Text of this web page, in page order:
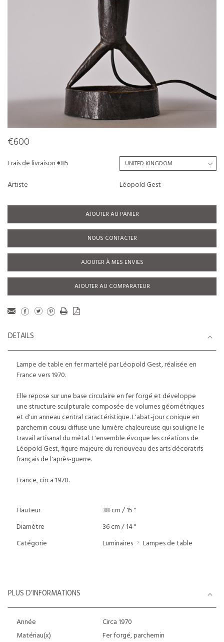
€600
Frais de livraison €85
Artiste
Léopold Gest
AJOUTER AU PANIER
NOUS CONTACTER
AJOUTER À MES ENVIES
AJOUTER AU COMPARATEUR
DETAILS
Lampe de table en fer martelé par Léopold Gest, réalisée en
France vers 1970.
Elle repose sur une base circulaire en fer forgé et développe
une structure sculpturale composée de volumes géométriques
et d'un anneau central caractéristique. L'abat-jour conique en
parchemin cousu diffuse une lumière chaleureuse qui souligne le
travail artisanal du métal. L'ensemble évoque les créations de
Léopold Gest, figure majeure du renouveau des arts décoratifs
français de l'après-guerre.
France, circa 1970.
Hauteur
38 cm / 15 "
Diamètre
36 cm / 14 "
Catégorie
Luminaires Lampes de table
PLUS D’INFORMATIONS
Année
Circa 1970
Matériau(x)
Fer forgé, parchemin